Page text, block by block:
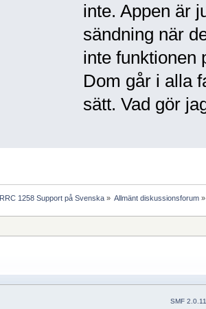
inte. Appen är
sändning när
inte funktionen
Dom går i alla
sätt. Vad gör
RRC 1258 Support på Svenska» Allmänt diskussionsforum»
SMF 2.0.11